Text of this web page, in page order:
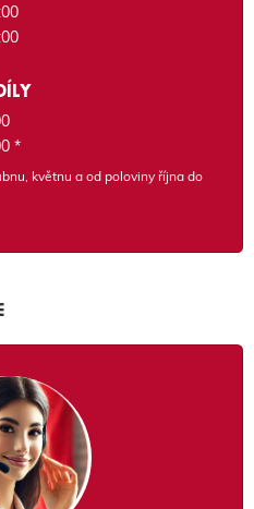
*
květnu a od poloviny října do